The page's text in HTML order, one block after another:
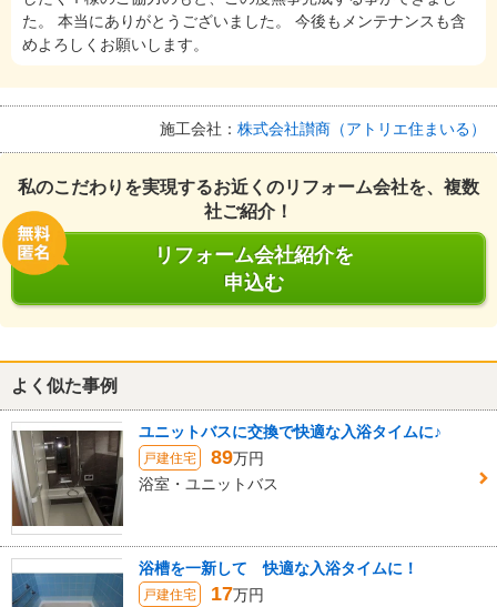
た。 本当にありがとうございました。 今後もメンテナンスも含
めよろしくお願いします。
施工会社： 株式会社讃商（アトリエ住まいる）
私のこだわりを実現するお近くのリフォーム会社を、複数
社ご紹介！
リフォーム会社紹介を
申込む
よく似た事例
ユニットバスに交換で快適な入浴タイムに♪
戸建住宅 89万円
浴室・ユニットバス
浴槽を一新して 快適な入浴タイムに！
戸建住宅 17万円